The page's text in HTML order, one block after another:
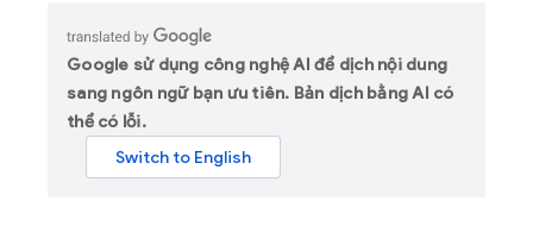
Google sử dụng công nghệ AI để dịch nội dung
sang ngôn ngữ bạn ưu tiên. Bản dịch bằng AI có
thể có lỗi.